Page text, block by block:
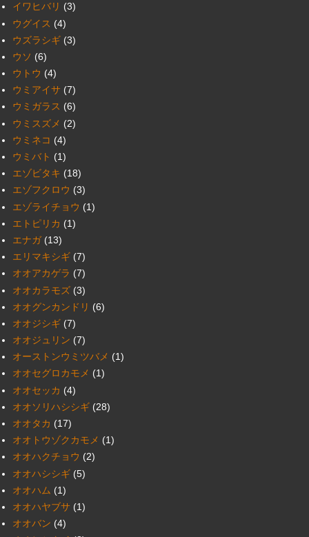
イワヒバリ (3)
ウグイス (4)
ウズラシギ (3)
ウソ (6)
ウトウ (4)
ウミアイサ (7)
ウミガラス (6)
ウミスズメ (2)
ウミネコ (4)
ウミバト (1)
エゾビタキ (18)
エゾフクロウ (3)
エゾライチョウ (1)
エトピリカ (1)
エナガ (13)
エリマキシギ (7)
オオアカゲラ (7)
オオカラモズ (3)
オオグンカンドリ (6)
オオジシギ (7)
オオジュリン (7)
オーストンウミツバメ (1)
オオセグロカモメ (1)
オオセッカ (4)
オオソリハシシギ (28)
オオタカ (17)
オオトウゾクカモメ (1)
オオハクチョウ (2)
オオハシシギ (5)
オオハム (1)
オオハヤブサ (1)
オオバン (4)